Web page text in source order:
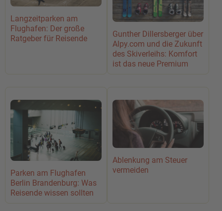
Langzeitparken am
Flughafen: Der große
Ratgeber für Reisende
Gunther Dillersberger über
Alpy.com und die Zukunft
des Skiverleihs: Komfort
ist das neue Premium
Parken am Flughafen
Berlin Brandenburg: Was
Reisende wissen sollten
Ablenkung am Steuer
vermeiden